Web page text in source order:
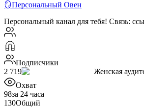
🪞Персональный Овен
Персональный канал для тебя! Связь:
Подписчики
2 719
Женская
Охват
98за 24 часа
130Общий